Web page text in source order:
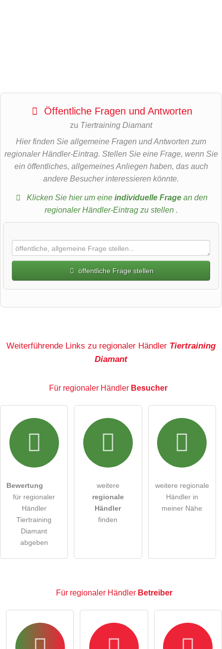
Öffentliche Fragen und Antworten
zu Tiertraining Diamant
Hier finden Sie allgemeine Fragen und Antworten zum
regionaler Händler-Eintrag. Stellen Sie eine Frage, wenn Sie
ein öffentliches, allgemeines Anliegen haben, das auch
andere Besucher interessieren könnte.
Klicken Sie hier um eine individuelle Fragean den
regionaler Händler-Eintrag zu stellen .
öffentliche Frage stellen
Hiermit akzeptiere ich die .
Die Datenschutzerklärunghabe ich zur Kenntnis genommen.
Hinweis: Bitte beachten Sie, öffentliche Fragen sind
alle Besucher sichtbar
Klicken Sie hier um eine
regionaler Händler-Eintrag zu stellen
Weiterführende Links zu regionaler Händler Tiertraining
Diamant
Für regionaler Händler Besucher
Bewertung
für regionaler
Händler
Tiertraining
Diamant
abgeben
weitere
regionale
Händler
finden
weitere regionale
Händler in
meiner Nähe
Für regionaler Händler Betreiber